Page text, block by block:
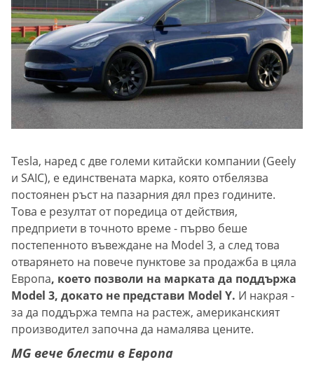
Tesla, наред с две големи китайски компании (Geely
и SAIC), е единствената марка, която отбелязва
постоянен ръст на пазарния дял през годините.
Това е резултат от поредица от действия,
предприети в точното време - първо беше
постепенното въвеждане на Model 3, а след това
отварянето на повече пунктове за продажба в цяла
Европа, което позволи на марката да поддържа
Model 3, докато не представи Model Y. И накрая -
за да поддържа темпа на растеж, американският
производител започна да намалява цените.
MG вече блести в Европа